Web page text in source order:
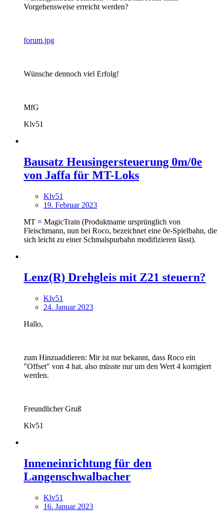
Vorgehensweise erreicht werden?
forum.jpg
Wünsche dennoch viel Erfolg!
MfG
Klv51
Bausatz Heusingersteuerung 0m/0e
von Jaffa für MT-Loks
Klv51
19. Februar 2023
MT = MagicTrain (Produktname ursprünglich von
Fleischmann, nun bei Roco, bezeichnet eine 0e-Spielbahn, die
sich leicht zu einer Schmalspurbahn modifizieren lässt).
Lenz(R) Drehgleis mit Z21 steuern?
Klv51
24. Januar 2023
Hallo,
zum Hinzuaddieren: Mir ist nur bekannt, dass Roco ein
"Offset" von 4 hat. also müsste nur um den Wert 4 korrigiert
werden.
Freundlicher Gruß
Klv51
Inneneinrichtung für den
Langenschwalbacher
Klv51
16. Januar 2023